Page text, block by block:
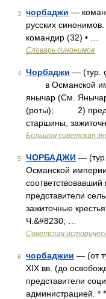
3 чорбаджи —
русских
командир (32) • …
Словарь синонимов
4 Чорбаджи — (тур.
в Османской
янычар (См.
(роты); 2)
старшины,
Большая советская
5 ЧОРБАДЖИ —
Османской
представители
зажиточные
Ч.&#8230; …
Советская
6 чорбаджии — (от
XIX вв. (до
представители
администрацией.